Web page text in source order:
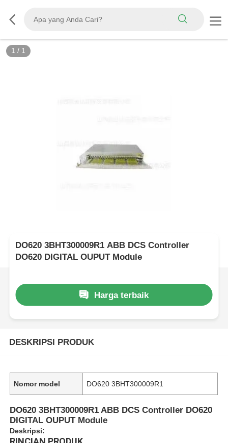
1 / 1
DO620 3BHT300009R1 ABB DCS Controller
DO620 DIGITAL OUPUT Module
Harga terbaik
DESKRIPSI PRODUK
Nomor model DO620 3BHT300009R1
DO620 3BHT300009R1 ABB DCS Controller DO620
DIGITAL OUPUT Module
Deskripsi: